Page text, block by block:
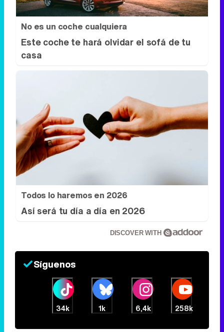
No es un coche cualquiera
Este coche te hará olvidar el sofá de tu
casa
Todos lo haremos en 2026
Así será tu día a día en 2026
DISCOVER WITH
Síguenos
34k 1k 6,4k 258k